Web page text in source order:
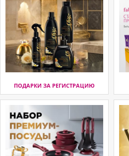
ПОДАРКИ ЗА РЕГИСТРАЦИЮ